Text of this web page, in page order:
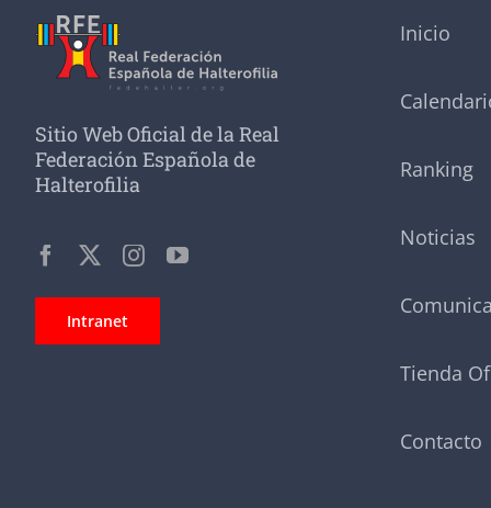
Sitio Web Oficial de la Real
Federación Española de
Halterofilia
Intranet
Inicio
Ranking
Noticias
Tienda
Contacto